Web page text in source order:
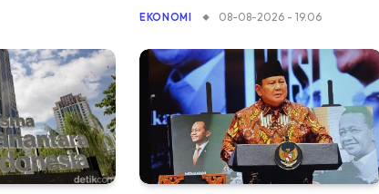
EKONOMI 08-08-2026 - 19.06